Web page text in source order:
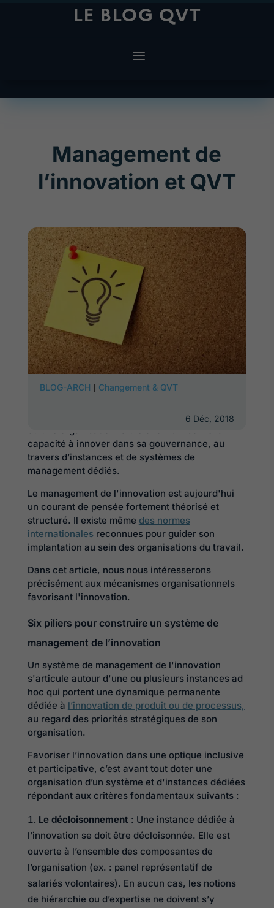
LE BLOG QVT
Management de
l’innovation et QVT
BLOG-ARCH | Changement & QVT
6 Déc, 2018
Assimilé à tort des individualités « géniales », le
concept renvoyant à une compétence collective
capacité à innover dans sa gouvernance, au
travers d’instances et de systèmes de
management dédiés.
Le management de l'innovation est aujourd'hui
un courant de pensée fortement théorisé et
structuré. Il existe même des normes
internationalesreconnues pour guider son
implantation au sein des organisations du travail.
Dans cet article, nous nous intéresserons
précisément aux mécanismes organisationnels
favorisant l'innovation.
Six piliers pour construire un système de
management de l’innovation
Un système de management de l'innovation
s'articule autour d'une ou plusieurs instances ad
hoc qui portent une dynamique permanente
dédiée à l’innovation de produit ou de processus,
au regard des priorités stratégiques de son
organisation.
Favoriser l’innovation dans une optique inclusive
et participative, c’est avant tout doter une
organisation d’un système et d'instances dédiées
répondant aux critères fondamentaux suivants :
Le décloisonnement : Une instance dédiée à
l’innovation se doit être décloisonnée. Elle est
ouverte à l’ensemble des composantes de
l’organisation (ex. : panel représentatif de
salariés volontaires). En aucun cas, les notions
de hiérarchie ou d’expertise ne doivent s’y